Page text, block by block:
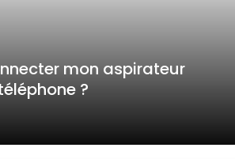
mon aspirateur
?